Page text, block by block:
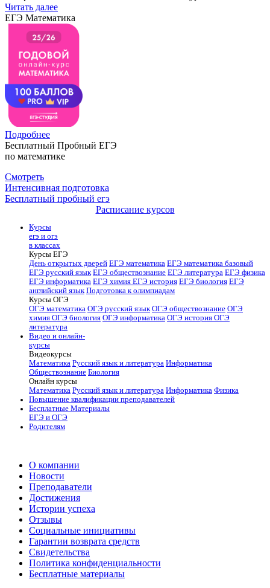
Читать далее
ЕГЭ Математика
Подробнее
Бесплатный Пробный ЕГЭ
по математике
Смотреть
Интенсивная подготовка
Бесплатный пробный егэ
Расписание курсов
Курсы
егэ и огэ
в классах
Курсы ЕГЭ
День открытых дверей ЕГЭ математика ЕГЭ математика базовый
ЕГЭ русский язык ЕГЭ обществознание ЕГЭ литература ЕГЭ физика
ЕГЭ информатика ЕГЭ химия ЕГЭ история ЕГЭ биология ЕГЭ
английский язык Подготовка к олимпиадам
Курсы ОГЭ
ОГЭ математика ОГЭ русский язык ОГЭ обществознание ОГЭ
химия ОГЭ биология ОГЭ информатика ОГЭ история ОГЭ
литература
Видео и онлайн-
курсы
Видеокурсы
Математика Русский язык и литература Информатика
Обществознание Биология
Онлайн курсы
Математика Русский язык и литература Информатика Физика
Повышение квалификации преподавателей
Бесплатные Материалы
ЕГЭ и ОГЭ
Родителям
О компании
Новости
Преподаватели
Достижения
Истории успеха
Отзывы
Социальные инициативы
Гарантии возврата средств
Свидетельства
Политика конфиденциальности
Бесплатные материалы